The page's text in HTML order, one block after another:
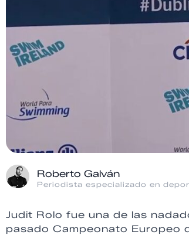
Roberto Galván
Periodista especializado en
Judit Rolo fue una de las
pasado Campeonato Europeo